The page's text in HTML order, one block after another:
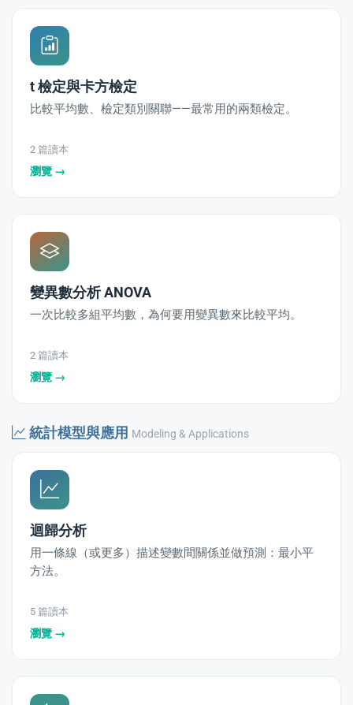
t 檢定與卡方檢定
比較平均數、檢定類別關聯——最常用的兩類檢定。
2 篇讀本
瀏覽 →
變異數分析 ANOVA
一次比較多組平均數，為何要用變異數來比較平均。
2 篇讀本
瀏覽 →
統計模型與應用 Modeling & Applications
迴歸分析
用一條線（或更多）描述變數間關係並做預測：最小平
方法。
5 篇讀本
瀏覽 →